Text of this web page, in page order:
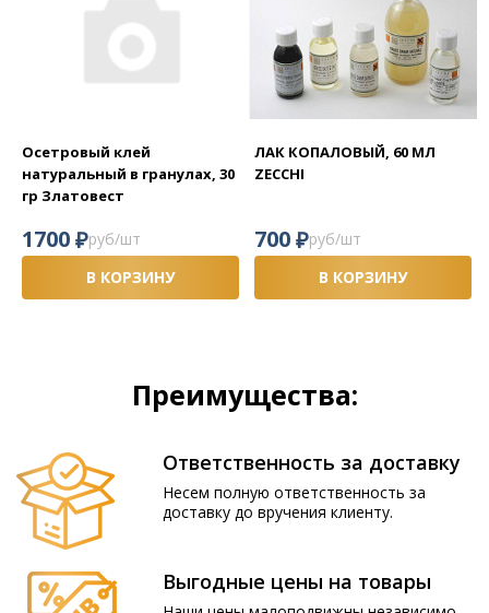
Осетровый клей
натуральный в гранулах, 30
гр Златовест
1700₽руб/шт
В КОРЗИНУ
ЛАК КОПАЛОВЫЙ, 60 МЛ
ZECCHI
700₽руб/шт
В КОРЗИНУ
Преимущества:
Ответственность за доставку
Несем полную ответственность за
доставку до вручения клиенту.
Выгодные цены на товары